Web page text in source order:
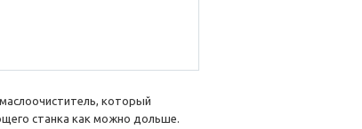
который
станка как можно дольше.